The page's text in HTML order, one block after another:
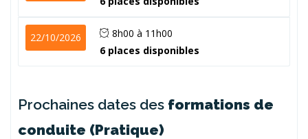
22/10/2026
8h00 à 11h00
6 places disponibles
Prochaines dates des formations de
conduite (Pratique)